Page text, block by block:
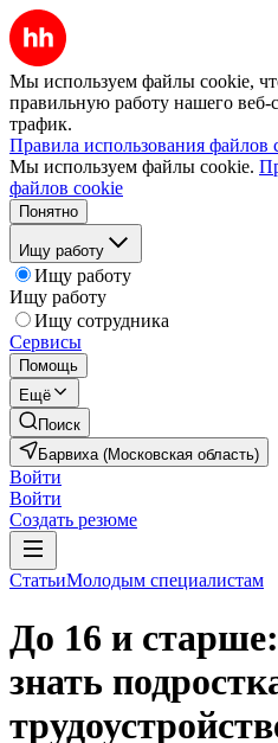
Мы используем файлы cookie,
правильную работу нашего веб-
трафик.
Правила использования файлов
Мы используем файлы cookie.
файлов cookie
Понятно
Ищу работу
Ищу работу
Ищу работу
Ищу сотрудника
Сервисы
Помощь
Ещё
Поиск
Барвиха (Московская область)
Войти
Войти
Создать резюме
СтатьиМолодым специалистам
До 16 и
знать